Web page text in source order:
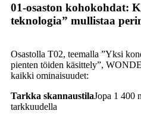
01-osaston kohokohdat:
teknologia” mullistaa
Osastolla T02, teemalla ”Yksi
pienten töiden käsittely”,
kaikki ominaisuudet:
Tarkka skannaustilaJopa 1 400
tarkkuudella